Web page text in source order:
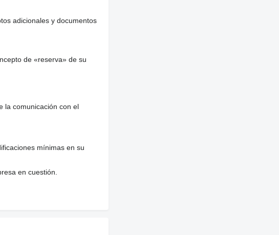
80%
exterior: 90%; Dibujo
exterior: 60%; Dibujo
adicionales y documentos
de «reserva» de su
la comunicación con el
mínimas en su
en cuestión.